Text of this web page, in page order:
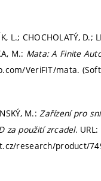
L.; CHOCHOLATÝ, D.;
M.: Mata: A Finite
VeriFIT/mata.
M.:Zařízení pro
za použití zrcadel. URL:
research/product/